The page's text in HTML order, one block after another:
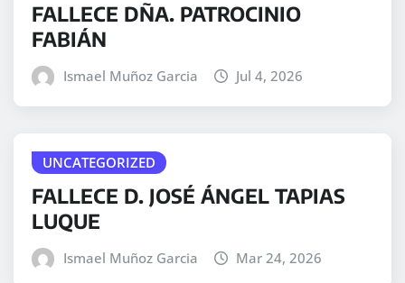
FALLECE DÑA. PATROCINIO
FABIÁN
Ismael Muñoz Garcia Jul 4, 2026
UNCATEGORIZED
FALLECE D. JOSÉ ÁNGEL TAPIAS
LUQUE
Ismael Muñoz Garcia Mar 24, 2026